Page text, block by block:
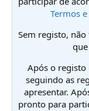
Termos
Sem registo,
Após o registo
seguindo as
apresentar.
pronto para